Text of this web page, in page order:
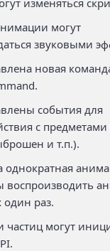
могут
звуковыми
новая
события для
с
и т.п.).
однократная
воспроизводить
один раз.
частиц могут